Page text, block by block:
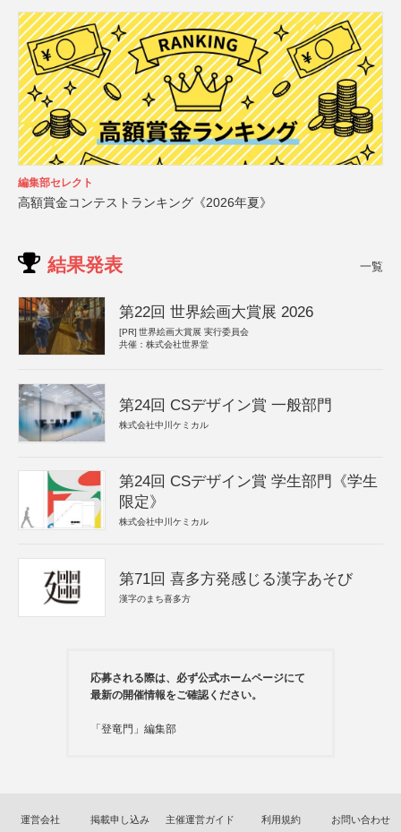
編集部セレクト
高額賞金コンテストランキング《2026年夏》
結果発表 一覧
第22回 世界絵画大賞展 2026
[PR] 世界絵画大賞展 実行委員会
共催：株式会社世界堂
第24回 CSデザイン賞 一般部門
株式会社中川ケミカル
第24回 CSデザイン賞 学生部門《学生
限定》
株式会社中川ケミカル
第71回 喜多方発感じる漢字あそび
漢字のまち喜多方
応募される際は、必ず公式ホームページにて
最新の開催情報をご確認ください。
「登竜門」編集部
運営会社 掲載申し込み 主催運営ガイド 利用規約 お問い合わせ